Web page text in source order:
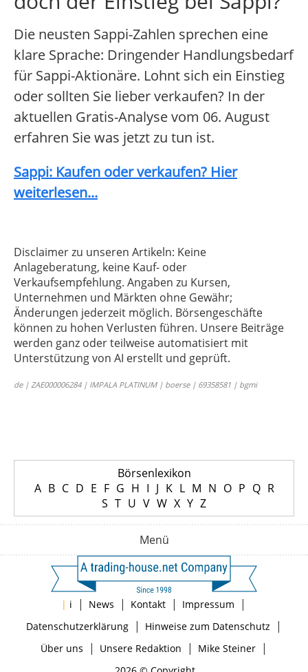
Die neusten Sappi-Zahlen sprechen eine
klare Sprache: Dringender Handlungsbedarf
für Sappi-Aktionäre. Lohnt sich ein Einstieg
oder sollten Sie lieber verkaufen? In der
aktuellen Gratis-Analyse vom 06. August
erfahren Sie was jetzt zu tun ist.
Sappi: Kaufen oder verkaufen? Hier
weiterlesen...
Disclaimer zu unseren Artikeln: Keine
Anlageberatung, keine Kauf- oder
Verkaufsempfehlung. Angaben zu Kursen,
Unternehmen und Märkten ohne Gewähr;
Änderungen jederzeit möglich. Börsengeschäfte
können zu hohen Verlusten führen. Unsere Beiträge
werden ganz oder teilweise automatisiert mit
Unterstützung von AI erstellt und geprüft.
de | ZAE000006284 | IMPALA PLATINUM | boerse | 69358581 | bgmi
Börsenlexikon
A B C D E F G H I J K L M N O P Q R
S T U V W X Y Z
Menü
| i | News | Kontakt | Impressum |
Datenschutzerklärung| Hinweise zum Datenschutz |
Über uns | Unsere Redaktion | Mike Steiner|